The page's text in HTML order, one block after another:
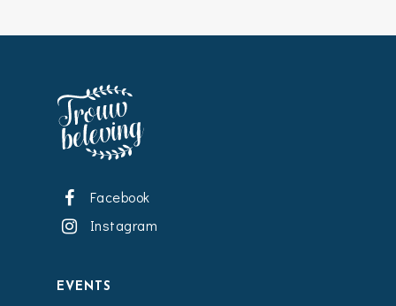
Facebook
Instagram
EVENTS